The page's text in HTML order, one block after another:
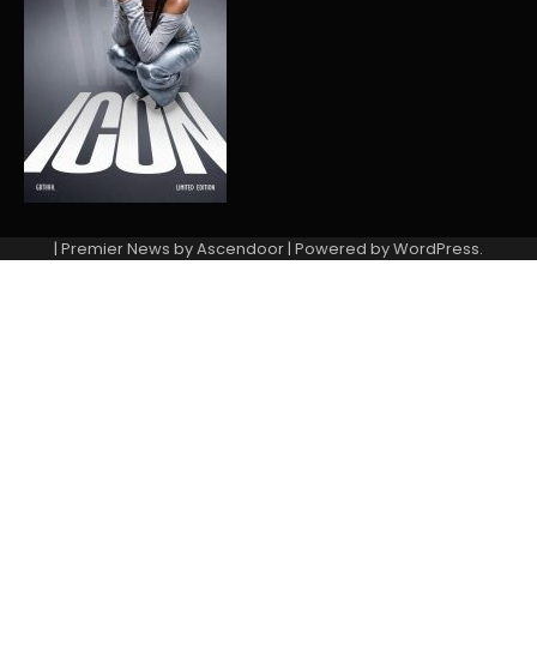
| Premier News byAscendoor| Powered byWordPress.